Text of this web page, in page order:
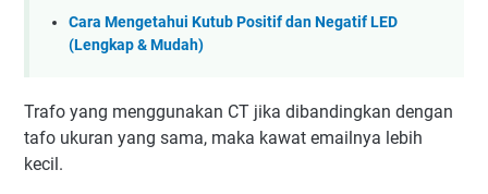
Cara Mengetahui Kutub Positif dan Negatif LED
(Lengkap & Mudah)
Trafo yang menggunakan CT jika dibandingkan dengan
tafo ukuran yang sama, maka kawat emailnya lebih
kecil.